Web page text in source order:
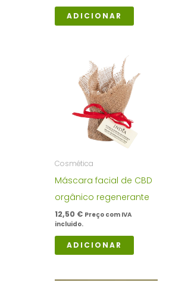
ADICIONAR
Cosmética
Máscara facial de CBD
orgânico regenerante
12,50 € Preço com IVA
incluido.
ADICIONAR